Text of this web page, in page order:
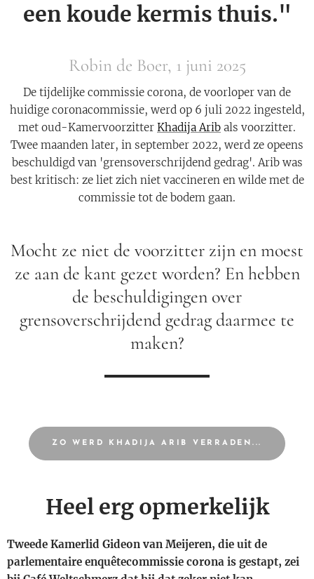
een koude kermis thuis."
Robin de Boer, 1 juni 2025
De tijdelijke commissie corona, de voorloper van de
huidige coronacommissie, werd op 6 juli 2022 ingesteld,
met oud-Kamervoorzitter Khadija Arib als voorzitter.
Twee maanden later, in september 2022, werd ze opeens
beschuldigd van 'grensoverschrijdend gedrag'. Arib was
best kritisch: ze liet zich niet vaccineren en wilde met de
commissie tot de bodem gaan.
Mocht ze niet de voorzitter zijn en moest
ze aan de kant gezet worden? En hebben
de beschuldigingen over
grensoverschrijdend gedrag daarmee te
maken?
ZO WERD KHADIJA ARIB VERRADEN...
Heel erg opmerkelijk
Tweede Kamerlid Gideon van Meijeren, die uit de
parlementaire enquêtecommissie corona is gestapt, zei